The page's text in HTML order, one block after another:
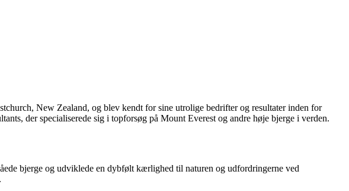
New Zealand, og blev kendt for sine utrolige bedrifter og resultater inden for
der specialiserede sig i topforsøg på Mount Everest og andre høje bjerge i verden.
bjerge og udviklede en dybfølt kærlighed til naturen og udfordringerne ved